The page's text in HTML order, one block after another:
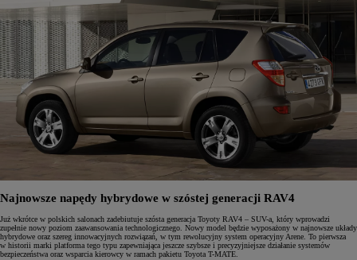
Najnowsze napędy hybrydowe w szóstej generacji RAV4
Już wkrótce w polskich salonach zadebiutuje szósta generacja Toyoty RAV4 – SUV-a, który wprowadzi
zupełnie nowy poziom zaawansowania technologicznego. Nowy model będzie wyposażony w najnowsze układy
hybrydowe oraz szereg innowacyjnych rozwiązań, w tym rewolucyjny system operacyjny Arene. To pierwsza
w historii marki platforma tego typu zapewniająca jeszcze szybsze i precyzyjniejsze działanie systemów
bezpieczeństwa oraz wsparcia kierowcy w ramach pakietu Toyota T-MATE.